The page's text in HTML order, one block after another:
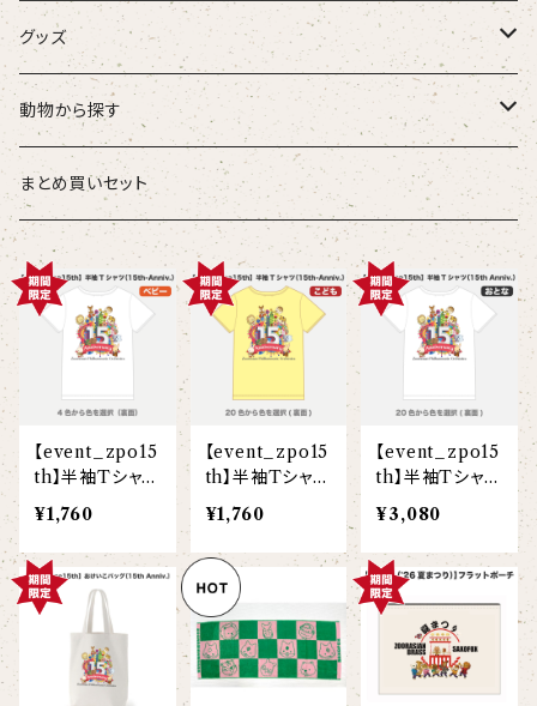
大人
こども
ベビー
スタイ
カバーオール
Tシャツ
Tシャツ（半袖）
【face】
【kakugen】
【hibiscus】
【I love】
【onepoint】
オーバーサイズTシャツ（半袖）
【custom_point】
【face_point】
【resort】
マグナムウェイトビッグシルエットTシャツ
【hello(刺繍)】
ベースボールシャツ
ポロシャツ
【emblem_basic】
【emblem_chara】
シャツ
アロハシャツ
グッズ
タオル・ハンカチ
ポーチ
トートバッグ
おけいこバッグ
デニムトート
ジュートバッグ
ブランケット
ペットアイテム
巾着
サコッシュ
ポシェット
バックパック・リュック
動物から探す
ズーラシアンブラス
オカピ
インドライオン
マレーバク
スマトラトラ
ホッキョクグマ
弦うさぎ
ベス
ジョー
ハンナ
サキソフォックス
ラトゥール
ラフィット
ムートン
クラリキャット
メリッサ
ローズマリー
ペパーミント
ことふえパピヨン
パーカッション
ドール
ナマケモノ
ズーラシアンフィルハーモニー管弦楽団
コビトカバ
はたらくトリ
まとめ買いセット
【event_zpo15
th】半袖Tシャツ
（15th Anniv.）
(ベビー)
¥1,760
【event_zpo15
th】半袖Tシャツ
（15th Anniv.）
(こども)
¥1,760
【event_zpo15
th】半袖Tシャツ
（15th Anniv.）
(大人)
¥3,080